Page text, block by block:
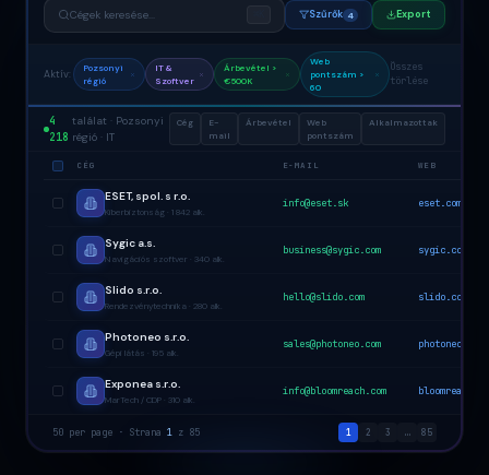
Cégek keresése... Szűrők 4 Export
Aktív:
Pozsonyi
régió
IT &
Szoftver
Árbevétel >
€500K
Web
pontszám >
60
Összes
törlése
4
218
találat · Pozsonyi
régió · IT
Cég
E-
mail
Árbevétel
Web
pontszám
Alkalmazottak
CÉG E-MAIL WEB
ESET, spol. s r.o.
Kiberbiztonság · 1 842 alk.
info@eset.sk eset.com
Sygic a.s.
Navigációs szoftver · 340 alk.
business@sygic.com sygic.com
Slido s.r.o.
Rendezvénytechnika · 280 alk.
hello@slido.com slido.com
Photoneo s.r.o.
Gépi látás · 195 alk.
sales@photoneo.com photoneo.com
Exponea s.r.o.
MarTech / CDP · 310 alk.
info@bloomreach.com
50 per page · Strana 1 z 85 1 2 3 … 85